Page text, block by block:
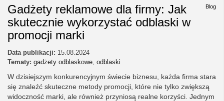
Blog
Gadżety reklamowe dla firmy: Jak
skutecznie wykorzystać odblaski w
promocji marki
Data publikacji: 15.08.2024
Tematy: gadżety odblaskowe, odblaski
W dzisiejszym konkurencyjnym świecie biznesu, każda firma stara
się znaleźć skuteczne metody promocji, które nie tylko zwiększą
widoczność marki, ale również przyniosą realne korzyści. Jednym